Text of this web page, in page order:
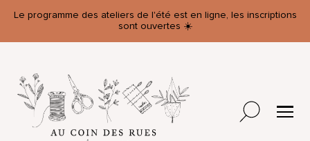
Le programme des ateliers de l'été est en ligne, les inscriptions
sont ouvertes ☀️